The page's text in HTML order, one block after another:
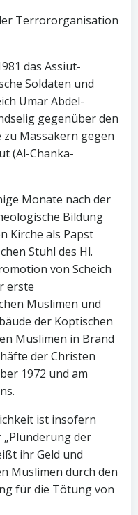
Terrororganisation
das Assiut-
Soldaten und
Umar Abdel-
gegenüber den
Massakern gegen
(Al-Chanka-
Monate nach der
Bildung
Kirche als Papst
Stuhl des Hl.
von Scheich
erste
Muslimen und
der Koptischen
Muslimen in Brand
der Christen
1972 und am
ist insofern
„Plünderung der
ihr Geld und
Muslimen durch den
für die Tötung von